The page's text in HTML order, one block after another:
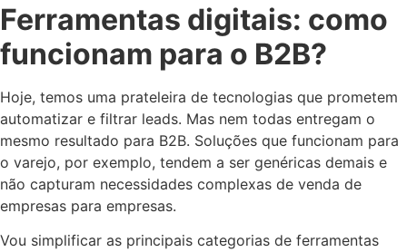
Ferramentas digitais: como
funcionam para o B2B?
Hoje, temos uma prateleira de tecnologias que prometem
automatizar e filtrar leads. Mas nem todas entregam o
mesmo resultado para B2B. Soluções que funcionam para
o varejo, por exemplo, tendem a ser genéricas demais e
não capturam necessidades complexas de venda de
empresas para empresas.
Vou simplificar as principais categorias de ferramentas